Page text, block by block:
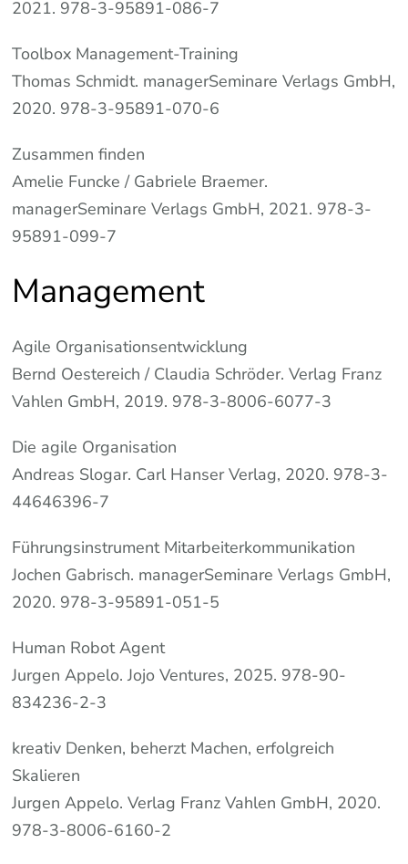
2021. 978-3-95891-086-7
Toolbox Management-Training
Thomas Schmidt. managerSeminare Verlags GmbH,
2020. 978-3-95891-070-6
Zusammen finden
Amelie Funcke / Gabriele Braemer.
managerSeminare Verlags GmbH, 2021. 978-3-
95891-099-7
Management
Agile Organisationsentwicklung
Bernd Oestereich / Claudia Schröder. Verlag Franz
Vahlen GmbH, 2019. 978-3-8006-6077-3
Die agile Organisation
Andreas Slogar. Carl Hanser Verlag, 2020. 978-3-
44646396-7
Führungsinstrument Mitarbeiterkommunikation
Jochen Gabrisch. managerSeminare Verlags GmbH,
2020. 978-3-95891-051-5
Human Robot Agent
Jurgen Appelo. Jojo Ventures, 2025. 978-90-
834236-2-3
kreativ Denken, beherzt Machen, erfolgreich
Skalieren
Jurgen Appelo. Verlag Franz Vahlen GmbH, 2020.
978-3-8006-6160-2